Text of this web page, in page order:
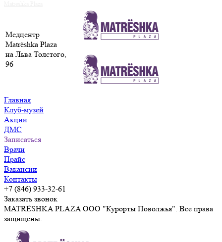
Медцентр
Matrёshka Plaza
на Льва Толстого,
96
Главная
Клуб-музей
Акции
ДМС
Записаться
Врачи
Прайс
Вакансии
Контакты
+7 (846) 933-32-61
Заказать звонок
MATRЁSHKA PLAZA ООО "Курорты Поволжья". Все права
защищены.